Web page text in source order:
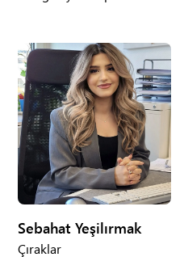
Sebahat Yeşilırmak
Çıraklar